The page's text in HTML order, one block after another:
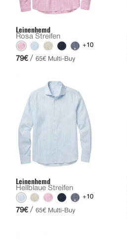
Leinenhemd
Rosa Streifen
+10
79€ / 65€ Multi-Buy
Leinenhemd
Hellblaue Streifen
+10
79€ / 65€ Multi-Buy